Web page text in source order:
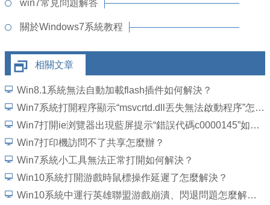
win7常見問題解答
關於Windows7系統教程
相關文章
Win8.1系統無法自動加載flash插件如何解決？
Win7系統打開程序顯示“msvcrtd.dll丟失無法啟動程序”怎麼解決
Win7打開ie浏覽器出現藍屏提示“錯誤代碼c0000145”如何解決？
Win7打印機訪問不了共享怎麼辦？
Win7系統小工具無法正常打開如何解決？
Win10系統打開游戲時鼠標操作延遲了怎麼解決？
Win10系統中運行英雄聯盟游戲崩潰、閃退問題怎麼解決？